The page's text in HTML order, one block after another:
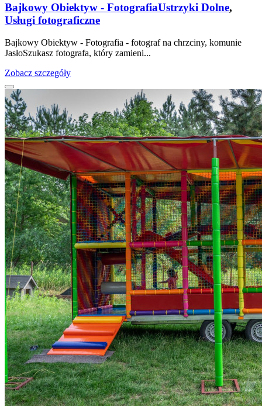
Bajkowy Obiektyw - FotografiaUstrzyki Dolne,
Usługi fotograficzne
Bajkowy Obiektyw - Fotografia - fotograf na chrzciny, komunie
JasłoSzukasz fotografa, który zamieni...
Zobacz szczegóły